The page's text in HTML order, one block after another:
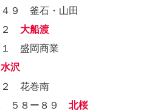
９ 釜石・山田
２ 大船渡
盛岡商業
水沢
花巻南
５８ー８９北桜